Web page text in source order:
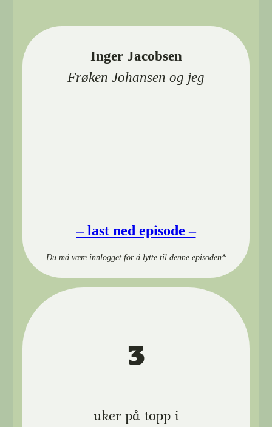
Inger Jacobsen
Frøken Johansen og jeg
– last ned episode –
Du må være innlogget for å lytte til denne episoden*
3
uker på topp i